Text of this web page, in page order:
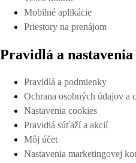
Mobilné aplikácie
Priestory na prenájom
Pravidlá a nastavenia
Pravidlá a podmienky
Ochrana osobných údajov a
Nastavenia cookies
Pravidlá súťaží a akcií
Môj účet
Nastavenia marketingovej